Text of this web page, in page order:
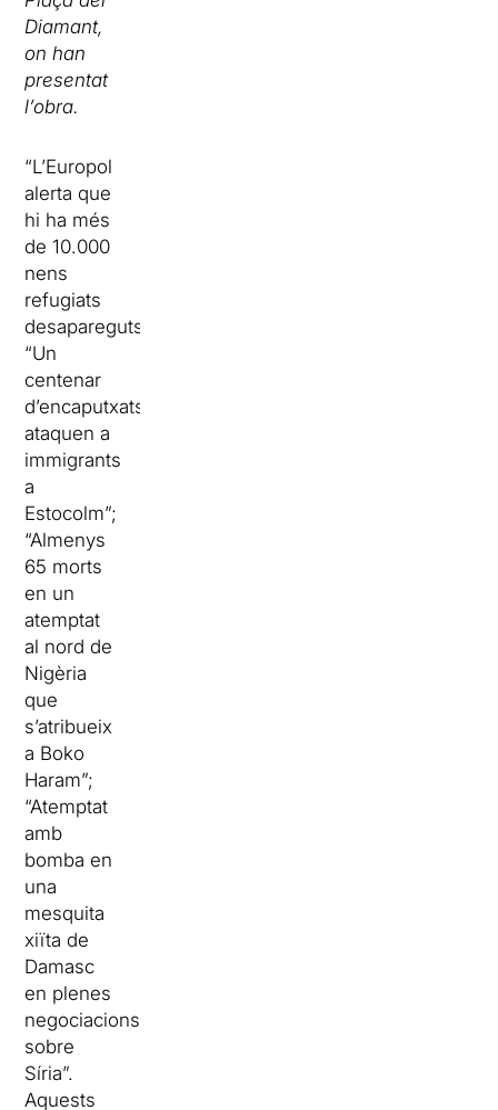
Diamant,
on han
presentat
l’obra.
“L’Europol
alerta que
hi ha més
de 10.000
nens
refugiats
desapareguts”;
“Un
centenar
d’encaputxats
ataquen a
immigrants
a
Estocolm”;
“Almenys
65 morts
en un
atemptat
al nord de
Nigèria
que
s’atribueix
a Boko
Haram”;
“Atemptat
amb
bomba en
una
mesquita
xiïta de
Damasc
en plenes
negociacions
sobre
Síria”.
Aquests